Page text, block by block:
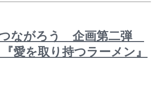
ながろう 企画第二弾
を取り持つラーメン』